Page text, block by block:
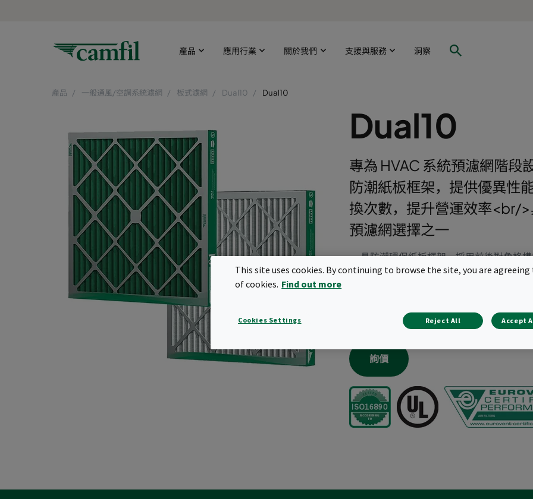
產品 應用行業 關於我們 支援與服務 洞察
產品 一般通風/空調系統濾網 板式濾網 Dual10 Dual10
Dual10
專為 HVAC 系統預濾網階
防潮紙板框架，提供優異性
換次數，提升營運效率<br/
預濾網選擇之一
具防潮環保紙板框架，採用前後對角格
預濾網效率：ePM10 55%（依 ISO
專利雙層濾材設計，確保穩定過濾效率
放射狀摺疊結構搭配金屬支撐網，可在
詢價
This site uses cookies. By continuing to browse the site, you are agreeing
of cookies. Find out more
Cookies Settings Reject All Accept